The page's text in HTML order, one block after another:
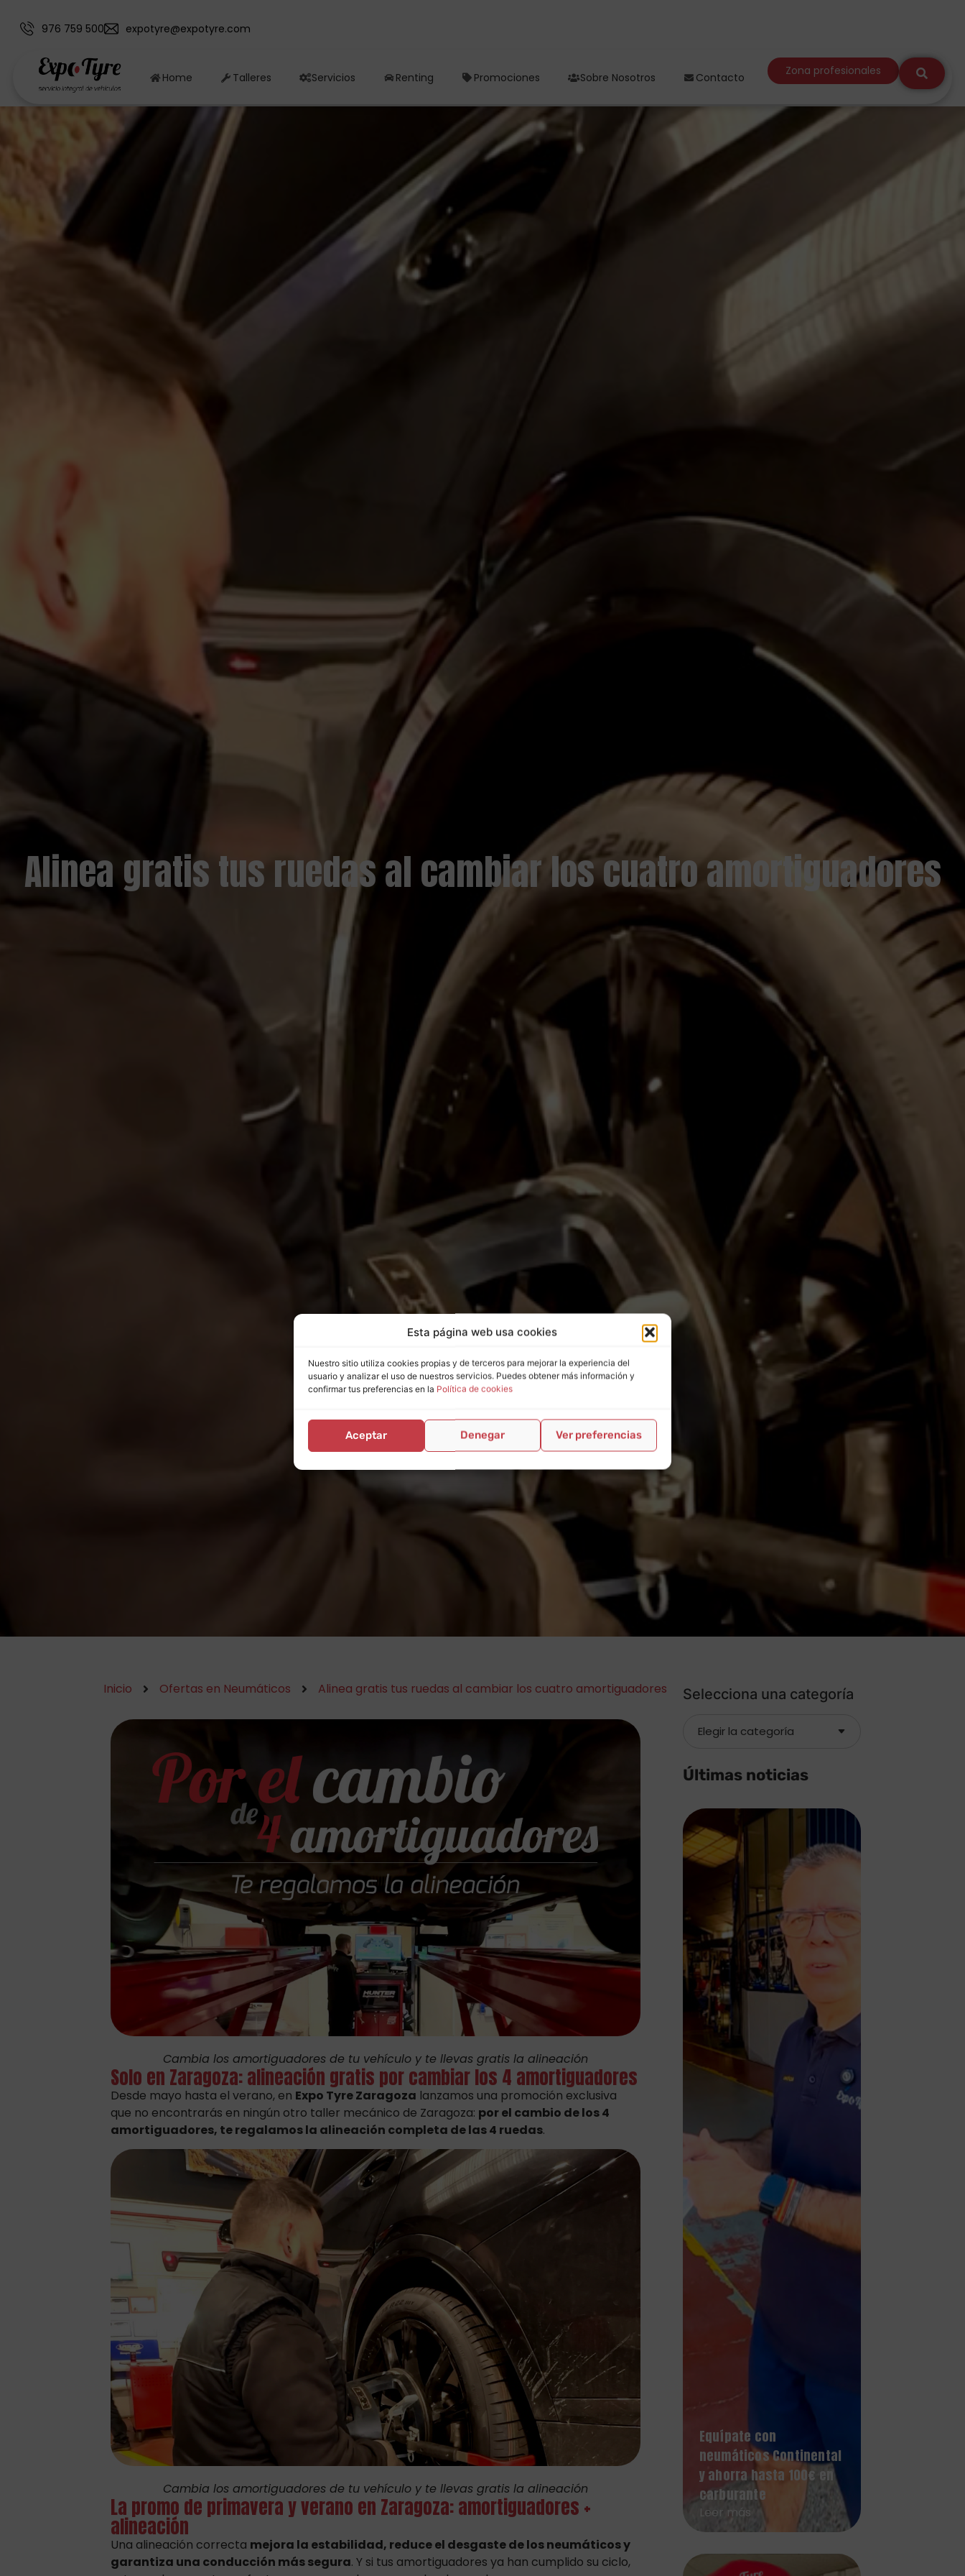
Esta página web usa cookies
Nuestro sitio utiliza cookies propias y de terceros para mejorar la experiencia del
usuario y analizar el uso de nuestros servicios. Puedes obtener más información y
confirmar tus preferencias en la Política de cookies
Aceptar Denegar Ver preferencias
976 759 500 expotyre@expotyre.com
Home Talleres Servicios Renting Promociones Sobre Nosotros Contacto Zona profesionales
Alinea gratis tus ruedas al cambiar los cuatro amortiguadores
Inicio Ofertas en Neumáticos Alinea gratis tus ruedas al cambiar los cuatro amortiguadores
Cambia los amortiguadores de tu vehículo y te llevas gratis la alineación
Solo en Zaragoza: alineación gratis por cambiar los 4 amortiguadores
Desde mayo hasta el verano, en Expo Tyre Zaragoza lanzamos una promoción exclusiva
que no encontrarás en ningún otro taller mecánico de Zaragoza: por el cambio de los 4
amortiguadores, te regalamos la alineación completa de las 4 ruedas.
Cambia los amortiguadores de tu vehículo y te llevas gratis la alineación
La promo de primavera y verano en Zaragoza: amortiguadores +
alineación
Una alineación correcta mejora la estabilidad, reduce el desgaste de los neumáticos y
garantiza una conducción más segura. Y si tus amortiguadores ya han cumplido su ciclo,
Selecciona una categoría
Últimas noticias
Equípate con
neumáticos Continental
y ahorra hasta 100€ en
carburante
Leer más